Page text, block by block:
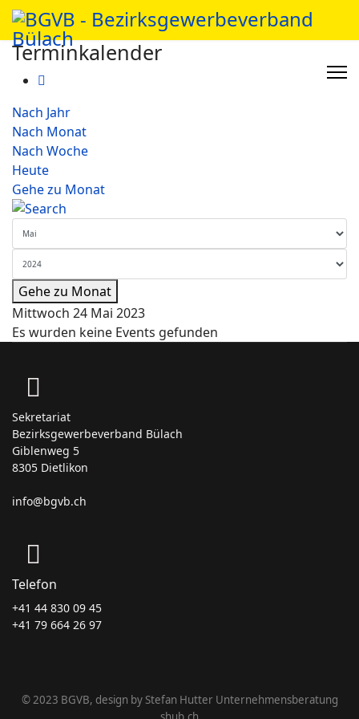
Terminkalender
Nach Jahr
Nach Monat
Nach Woche
Heute
Gehe zu Monat
Gehe zu Monat
Mittwoch 24 Mai 2023
Es wurden keine Events gefunden
Sekretariat
Bezirksgewerbeverband Bülach
Giblenweg 5
8305 Dietlikon
info@bgvb.ch
Telefon
+41 44 830 09 45
+41 79 664 26 97
© 2023 BGVB, design by Stefan Hutter Unternehmensberatung